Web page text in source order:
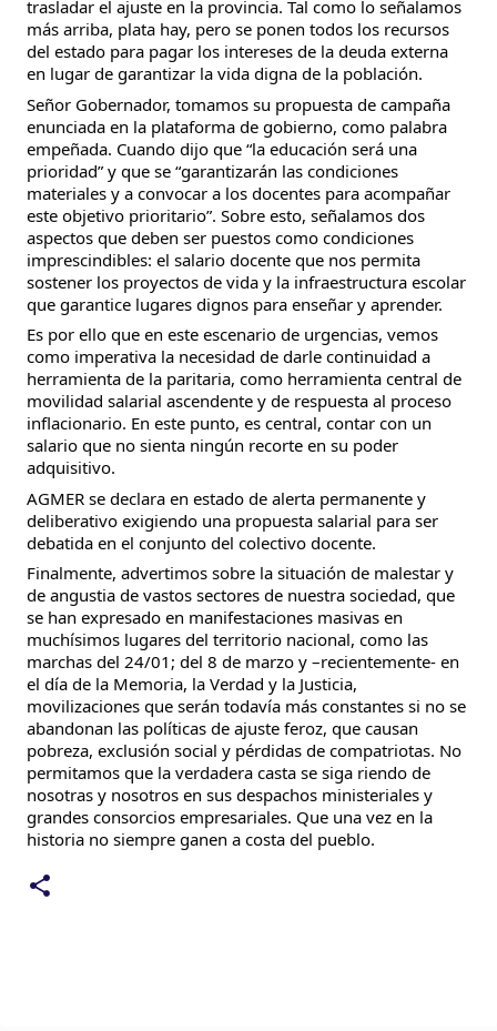
trasladar el ajuste en la provincia. Tal como lo señalamos
más arriba, plata hay, pero se ponen todos los recursos
del estado para pagar los intereses de la deuda externa
en lugar de garantizar la vida digna de la población.
Señor Gobernador, tomamos su propuesta de campaña
enunciada en la plataforma de gobierno, como palabra
empeñada. Cuando dijo que “la educación será una
prioridad” y que se “garantizarán las condiciones
materiales y a convocar a los docentes para acompañar
este objetivo prioritario”. Sobre esto, señalamos dos
aspectos que deben ser puestos como condiciones
imprescindibles: el salario docente que nos permita
sostener los proyectos de vida y la infraestructura escolar
que garantice lugares dignos para enseñar y aprender.
Es por ello que en este escenario de urgencias, vemos
como imperativa la necesidad de darle continuidad a
herramienta de la paritaria, como herramienta central de
movilidad salarial ascendente y de respuesta al proceso
inflacionario. En este punto, es central, contar con un
salario que no sienta ningún recorte en su poder
adquisitivo.
AGMER se declara en estado de alerta permanente y
deliberativo exigiendo una propuesta salarial para ser
debatida en el conjunto del colectivo docente.
Finalmente, advertimos sobre la situación de malestar y
de angustia de vastos sectores de nuestra sociedad, que
se han expresado en manifestaciones masivas en
muchísimos lugares del territorio nacional, como las
marchas del 24/01; del 8 de marzo y –recientemente- en
el día de la Memoria, la Verdad y la Justicia,
movilizaciones que serán todavía más constantes si no se
abandonan las políticas de ajuste feroz, que causan
pobreza, exclusión social y pérdidas de compatriotas. No
permitamos que la verdadera casta se siga riendo de
nosotras y nosotros en sus despachos ministeriales y
grandes consorcios empresariales. Que una vez en la
historia no siempre ganen a costa del pueblo.